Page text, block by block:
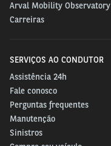
Arval Mobility Observatory
Carreiras
SERVIÇOS AO CONDUTOR
Assistência 24h
Fale conosco
Perguntas frequentes
Manutenção
Sinistros